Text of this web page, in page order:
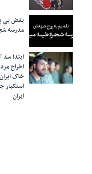
بغض بی
مدرسه
ابتدا
اخراج
خاک
استکبار
ایران